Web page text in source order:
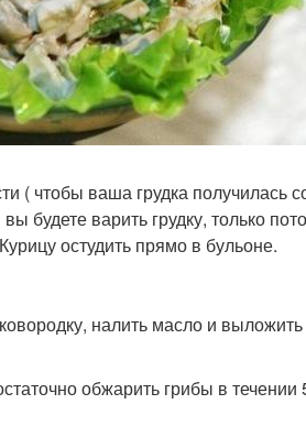
( чтобы ваша грудка получилась
будете варить грудку, только
остудить прямо в бульоне.
налить масло и
обжарить грибы в течении